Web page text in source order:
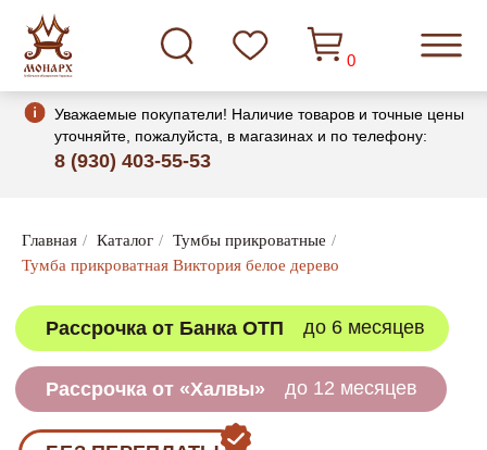
Уважаемые покупатели! Наличие товаров и точные цены
уточняйте, пожалуйста, в магазинах и по телефону:
8 (930) 403-55-53
Главная / Каталог / Тумбы прикроватные /
Тумба прикроватная Виктория белое дерево
Рассрочка от Банка ОТП
Рассрочка от «Халвы» до 12 месяцев
БЕЗ ПЕРЕПЛАТЫ